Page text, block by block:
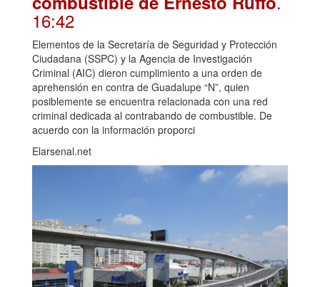
16:42
Elementos de la Secretaría de Seguridad y Protección
Ciudadana (SSPC) y la Agencia de Investigación
Criminal (AIC) dieron cumplimiento a una orden de
aprehensión en contra de Guadalupe “N”, quien
posiblemente se encuentra relacionada con una red
criminal dedicada al contrabando de combustible. De
acuerdo con la información proporci
Elarsenal.net